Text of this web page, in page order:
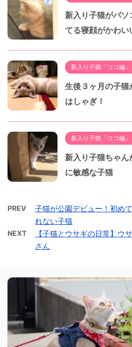
新入り子猫がパソ
てる寝顔がかわい
新入り子猫「ココ編」
生後３ヶ月の子
はしゃぎ！
新入り子猫「ココ編」
新入り子猫ちゃ
に敏感な子猫
PREV
子猫が公園デビュー！初め
れない子猫
NEXT
【子猫とウサギの日常】ウ
さん